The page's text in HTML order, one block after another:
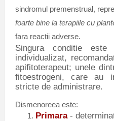
sindromul premenstrual,
foarte bine la terapiile cu
fara reactii adverse.
Singura conditie
individualizat,
apifitoterapeut; unele
fitoestrogeni, care au
stricte de administrare.
Dismenoreea este:
Primara -